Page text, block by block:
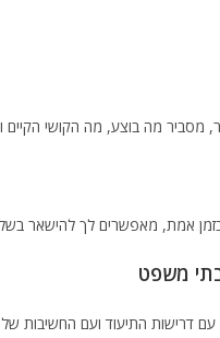
מסביר מה בוצע, מה הקושי
ובזמן אמת, מאפשרים לך להישאר
משפט
דרישות התיעוד ועם החשיבות